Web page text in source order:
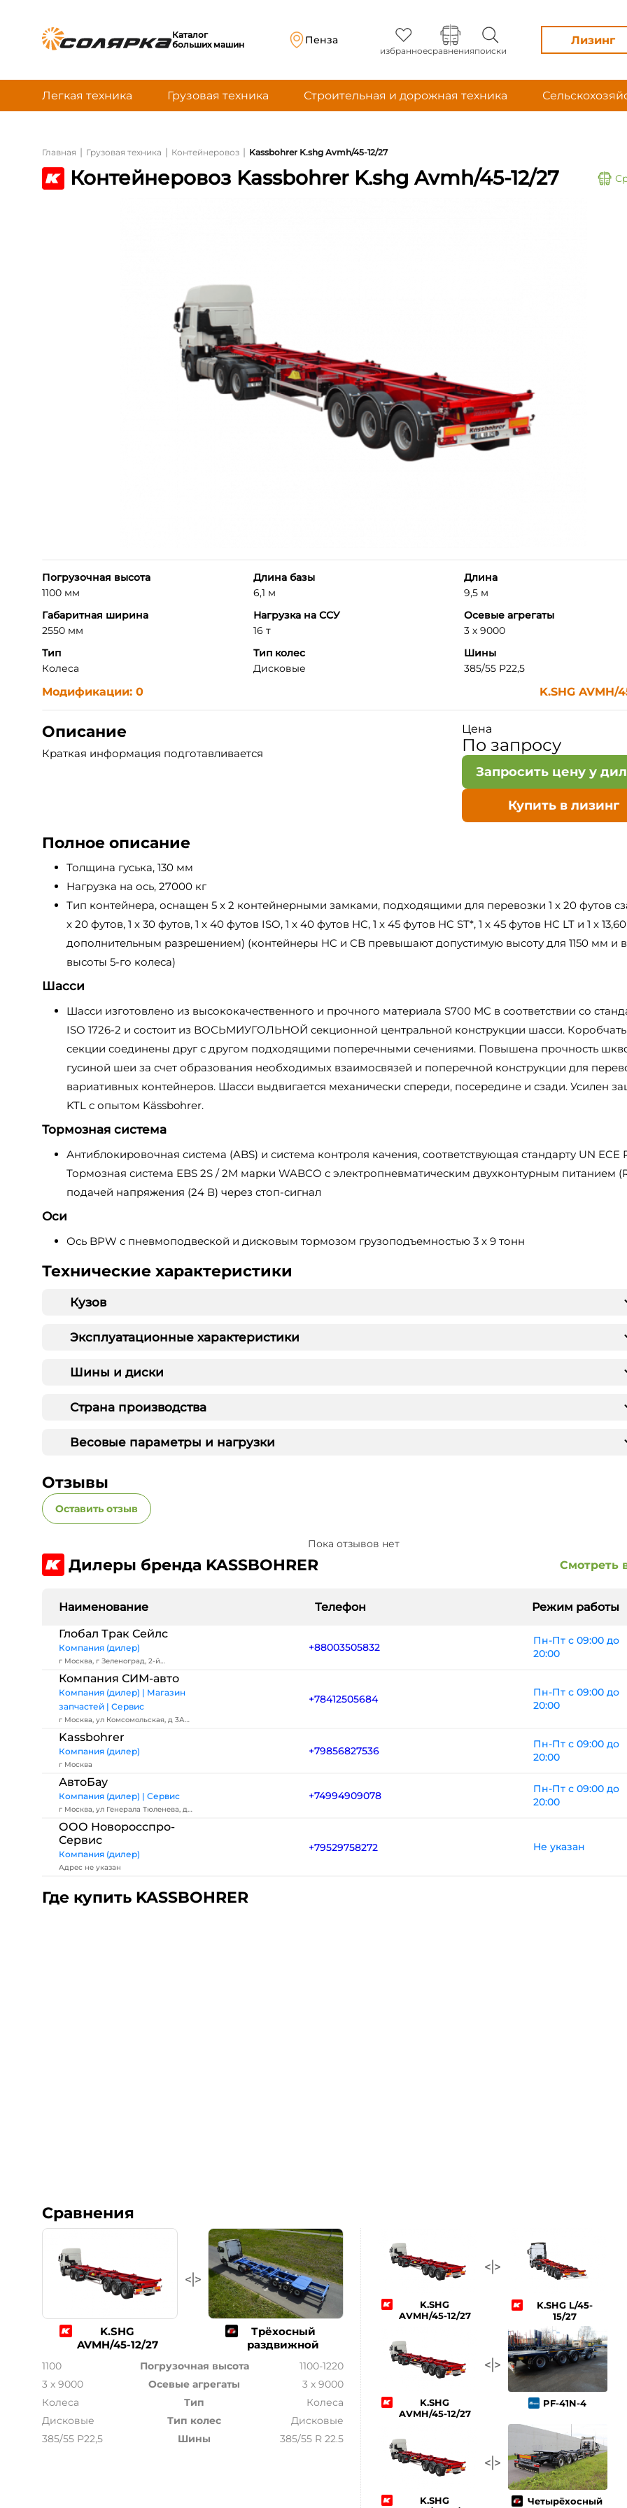
Каталог
больших машин
Пенза
избранноесравненияпоиски
Лизинг
Легкая техника Грузовая техника Строительная и дорожная техника
Главная | Грузовая техника | Контейнеровоз | Kassbohrer K.shg Avmh/45-12/27
Контейнеровоз Kassbohrer K.shg Avmh/45-12/27
Погрузочная высота
1100 мм
Длина базы
6,1 м
Длина
9,5 м
Габаритная ширина
2550 мм
Нагрузка на ССУ
16 т
Осевые агрегаты
3 х 9000
Тип
Колеса
Тип колес
Дисковые
Шины
385/55 Р22,5
Модификации: 0 K.SHG AVMH/
Описание
Краткая информация подготавливается
Цена
По запросу
Запросить цену у
Купить в лизинг
Полное описание
Толщина гуська, 130 мм
Нагрузка на ось, 27000 кг
Тип контейнера, оснащен 5 x 2 контейнерными замками, подходящими для перевозки 1 x 20 футов
x 20 футов, 1 x 30 футов, 1 x 40 футов ISO, 1 x 40 футов HC, 1 x 45 футов HC ST*, 1 x 45 футов HC LT и 1 x
дополнительным разрешением) (контейнеры HC и CB превышают допустимую высоту для 1150 мм и
высоты 5-го колеса)
Шасси
Шасси изготовлено из высококачественного и прочного материала S700 MC в соответствии со
ISO 1726-2 и состоит из ВОСЬМИУГОЛЬНОЙ секционной центральной конструкции шасси.
секции соединены друг с другом подходящими поперечными сечениями. Повышена прочность
гусиной шеи за счет образования необходимых взаимосвязей и поперечной конструкции для
вариативных контейнеров. Шасси выдвигается механически спереди, посередине и сзади. Усилен
KTL с опытом Kässbohrer.
Тормозная система
Антиблокировочная система (ABS) и система контроля качения, соответствующая стандарту UN ECE
Тормозная система EBS 2S / 2M марки WABCO с электропневматическим двухконтурным питанием
подачей напряжения (24 В) через стоп-сигнал
Оси
Ось BPW с пневмоподвеской и дисковым тормозом грузоподъемностью 3 x 9 тонн
Технические характеристики
Кузов
Эксплуатационные характеристики
Шины и диски
Страна производства
Весовые параметры и нагрузки
Отзывы
Оставить отзыв
Пока отзывов нет
Дилеры бренда KASSBOHRER Смотреть
Наименование Телефон
Режим работы
Глобал Трак Сейлс
Компания (дилер)
г Москва, г Зеленоград, 2-й
Западный пр-д, д 3 стр 2
+88003505832
Пн-Пт с 09:00 до
20:00
Компания СИМ-авто
Компания (дилер) | Магазин
запчастей | Сервис
г Москва, ул Комсомольская, д 3А
стр 2
+78412505684
Пн-Пт с 09:00 до
20:00
Kassbohrer
Компания (дилер)
г Москва
+79856827536
Пн-Пт с 09:00 до
20:00
АвтоБау
Компания (дилер) | Сервис
г Москва, ул Генерала Тюленева, д
4А стр 3
+74994909078
Пн-Пт с 09:00 до
20:00
ООО Новоросспро-
Сервис
Компания (дилер)
Адрес не указан
+79529758272 Не указан
Где купить KASSBOHRER
Сравнения
K.SHG
AVMH/45-12/27
Трёхосный
раздвижной
1100 Погрузочная высота
1100-1220
3 х 9000
Осевые агрегаты
3 х 9000
Колеса
Тип
Колеса
Дисковые
Тип колес
Дисковые
385/55 Р22,5
Шины 385/55 R 22.5
K.SHG
AVMH/45-12/27
K.SHG L/45-
15/27
K.SHG
AVMH/45-12/27
PF-41N-4
K.SHG
Четырёхосный